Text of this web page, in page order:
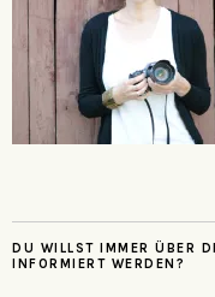
DU WILLST IMMER ÜBER
INFORMIERT WERDEN?